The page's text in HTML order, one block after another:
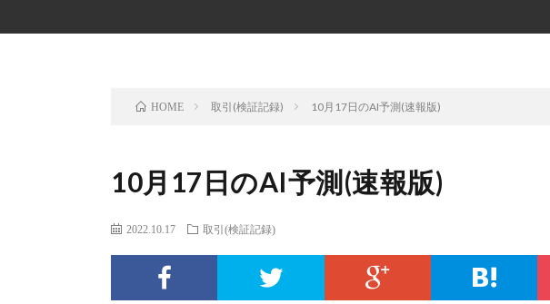
HOME 取引(検証記録) 10月17日のAI予測(速報版)
10月17日のAI予測(速報版)
2022.10.17 取引(検証記録)